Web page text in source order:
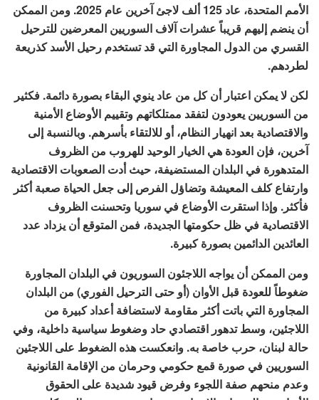
الأمم المتحدة، عاد 125 ألف لاجئ آخرين عام 2025. ومن الممكن
أن ينضم إليهم قريباً عشرات آلاف السوريين المعرضين للترحيل
القسري من الدول المجاورة التي قد تستخدم رحيل الأسد كذريعة
لطردهم.
لكن لا يمكن اعتبار أن كل من عاد ينوي البقاء بصورة دائمة. فكثير
من السوريين يعودون لتفقد ممتلكاتهم وتقييم الأوضاع الأمنية
والاقتصادية بعد انهيار النظام، أو للالتقاء بأسرهم. وبالنسبة إلى
آخرين، فإن العودة هي الخيار الوحيد للهروب من الظروف
المتدهورة في البلدان المستضيفة، حيث أدت الصعوبات الاقتصادية
وارتفاع كلف المعيشة وتضاؤل الفرص إلى جعل الحياة صعبة أكثر
فأكثر. وإذا استقرت الأوضاع في سوريا وتحسنت الظروف
الاقتصادية في ظل حكومتها الجديدة، فمن المتوقع أن يزداد عدد
العائدين الدائمين بصورة كبيرة.
ومن الممكن أن يواجه اللاجئون السوريون في البلدان المجاورة
ضغوطاً للعودة قبل الأوان (أو حتى الترحيل الفوري) من البلدان
المجاورة التي باتت أكثر مقاومة لاستضافة أعداد كبيرة من
اللاجئين، وسط تدهور اقتصادي حاد وضغوط سياسية داخلية، وفي
حالة لبنان، حرب خاصة به. وانعكست هذه الضغوط على اللاجئين
السوريين في صورة قمع حكومي وحرمان من الإقامة القانونية
وعدم منحهم صفة اللجوء وفرض قيود شديدة على الحقوق